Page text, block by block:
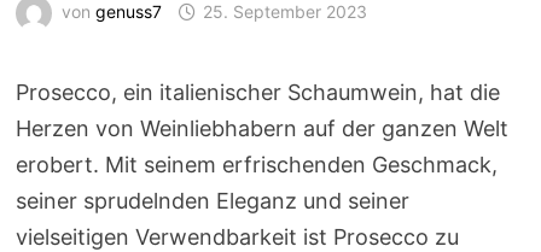
von genuss7 25. September 2023
Prosecco, ein italienischer Schaumwein, hat die
Herzen von Weinliebhabern auf der ganzen Welt
erobert. Mit seinem erfrischenden Geschmack,
seiner sprudelnden Eleganz und seiner
vielseitigen Verwendbarkeit ist Prosecco zu